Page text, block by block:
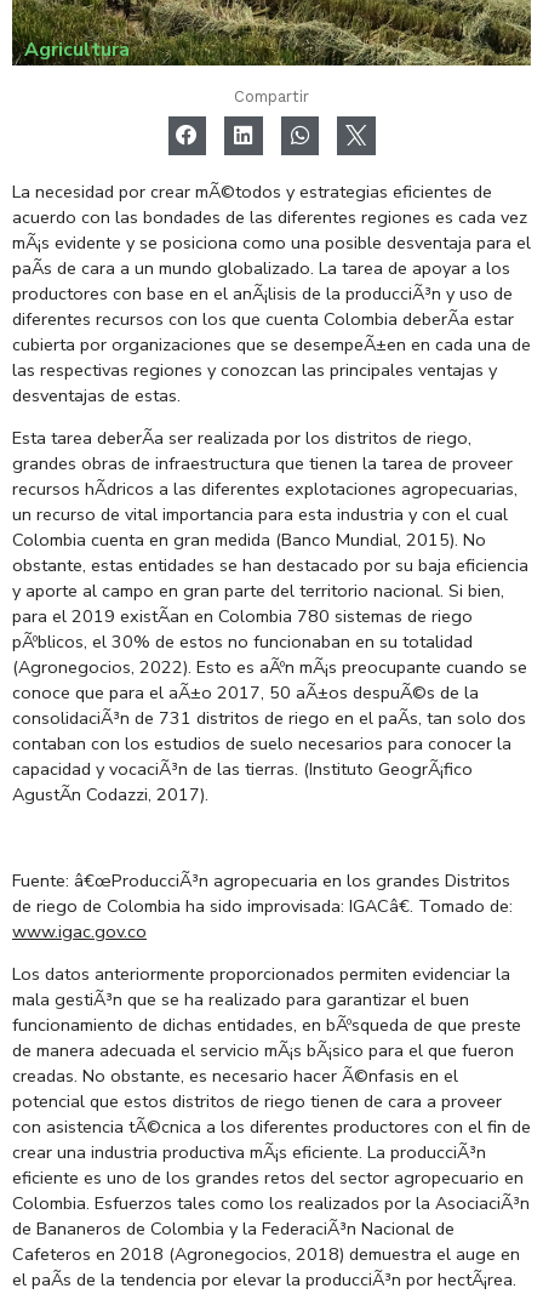
Agricultura
Compartir
La necesidad por crear mÃ©todos y estrategias eficientes de
acuerdo con las bondades de las diferentes regiones es cada vez
mÃ¡s evidente y se posiciona como una posible desventaja para el
paÃ­s de cara a un mundo globalizado. La tarea de apoyar a los
productores con base en el anÃ¡lisis de la producciÃ³n y uso de
diferentes recursos con los que cuenta Colombia deberÃ­a estar
cubierta por organizaciones que se desempeÃ±en en cada una de
las respectivas regiones y conozcan las principales ventajas y
desventajas de estas.
Esta tarea deberÃ­a ser realizada por los distritos de riego,
grandes obras de infraestructura que tienen la tarea de proveer
recursos hÃ­dricos a las diferentes explotaciones agropecuarias,
un recurso de vital importancia para esta industria y con el cual
Colombia cuenta en gran medida (Banco Mundial, 2015). No
obstante, estas entidades se han destacado por su baja eficiencia
y aporte al campo en gran parte del territorio nacional. Si bien,
para el 2019 existÃ­an en Colombia 780 sistemas de riego
pÃºblicos, el 30% de estos no funcionaban en su totalidad
(Agronegocios, 2022). Esto es aÃºn mÃ¡s preocupante cuando se
conoce que para el aÃ±o 2017, 50 aÃ±os despuÃ©s de la
consolidaciÃ³n de 731 distritos de riego en el paÃ­s, tan solo dos
contaban con los estudios de suelo necesarios para conocer la
capacidad y vocaciÃ³n de las tierras. (Instituto GeogrÃ¡fico
AgustÃ­n Codazzi, 2017).
Fuente: â€œProducciÃ³n agropecuaria en los grandes Distritos
de riego de Colombia ha sido improvisada: IGACâ€. Tomado de:
www.igac.gov.co
Los datos anteriormente proporcionados permiten evidenciar la
mala gestiÃ³n que se ha realizado para garantizar el buen
funcionamiento de dichas entidades, en bÃºsqueda de que preste
de manera adecuada el servicio mÃ¡s bÃ¡sico para el que fueron
creadas. No obstante, es necesario hacer Ã©nfasis en el
potencial que estos distritos de riego tienen de cara a proveer
con asistencia tÃ©cnica a los diferentes productores con el fin de
crear una industria productiva mÃ¡s eficiente. La producciÃ³n
eficiente es uno de los grandes retos del sector agropecuario en
Colombia. Esfuerzos tales como los realizados por la AsociaciÃ³n
de Bananeros de Colombia y la FederaciÃ³n Nacional de
Cafeteros en 2018 (Agronegocios, 2018) demuestra el auge en
el paÃ­s de la tendencia por elevar la producciÃ³n por hectÃ¡rea.